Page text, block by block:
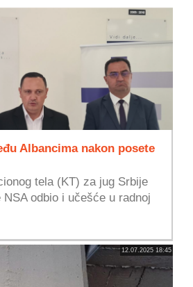
Albancima nakon posete
tela (KT) za jug Srbije
odbio i učešće u radnoj
12.07.2025 18:45